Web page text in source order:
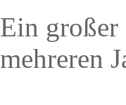
Ein großer
mehreren